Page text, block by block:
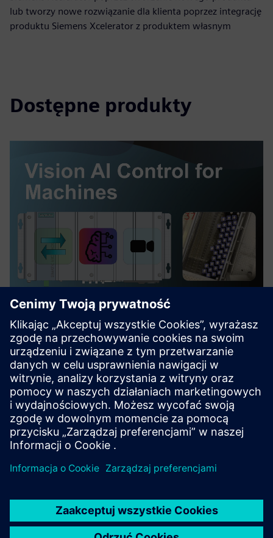
lub tworzy nowe rozwiązanie dla klienta poprzez integrację
produktu Siemens Xcelerator z produktem własnym
Dostępne produkty
Vision AI Control for Machines
This offering provides a complete AI vision solution to
optimize machines through real-time detection and
regulation.
Dowiedz się więcej